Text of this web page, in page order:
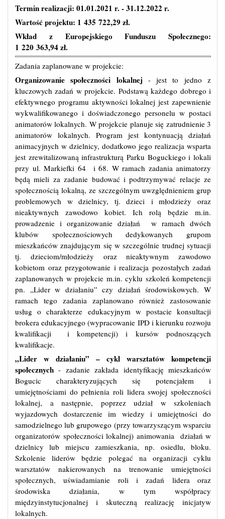
Termin realizacji: 01.01.2021 r. - 31.12.2022 r.
Wartość projektu: 1 435 722,29 zł.
Wkład z Europejskiego Funduszu Społecznego:
1 220 363,94 zł.
Zadania zaplanowane w projekcie:
Organizowanie społeczności lokalnej - jest to jedno z
kluczowych zadań w projekcie. Podstawą każdego dobrego i
efektywnego programu aktywności lokalnej jest zapewnienie
wykwalifikowanego i doświadczonego personelu w postaci
animatorów lokalnych. W projekcie planuje się zatrudnienie 3
animatorów lokalnych. Program jest kontynuacją działań
animacyjnych w dzielnicy, dodatkowo jego realizacja wsparta
jest zrewitalizowaną infrastrukturą Parku Boguckiego i lokali
przy ul. Markiefki 64 i 68. W ramach zadania animatorzy
będą mieli za zadanie budować i podtrzymywać relacje ze
społecznością lokalną, ze szczególnym uwzględnieniem grup
problemowych w dzielnicy, tj. dzieci i młodzieży oraz
nieaktywnych zawodowo kobiet. Ich rolą będzie m.in.
prowadzenie i organizowanie działań w ramach dwóch
klubów społecznościowych dedykowanych grupom
mieszkańców znajdującym się w szczególnie trudnej sytuacji
tj. dzieciom/młodzieży oraz nieaktywnym zawodowo
kobietom oraz przygotowanie i realizacja pozostałych zadań
zaplanowanych w projekcie m.in. cyklu szkoleń kompetencji
pn. „Lider w działaniu” czy działań środowiskowych. W
ramach tego zadania zaplanowano również zastosowanie
usług o charakterze edukacyjnym w postacie konsultacji
brokera edukacyjnego (wypracowanie IPD i kierunku rozwoju
kwalifikacji i kompetencji) i kursów podnoszących
kwalifikacje.
„Lider w działaniu” – cykl warsztatów kompetencji
społecznych - zadanie zakłada identyfikację mieszkańców
Bogucic charakteryzujących się potencjałem i
umiejętnościami do pełnienia roli lidera swojej społeczności
lokalnej, a następnie, poprzez udział w szkoleniach
wyjazdowych dostarczenie im wiedzy i umiejętności do
samodzielnego lub grupowego (przy towarzyszącym wsparciu
organizatorów społeczności lokalnej) animowania działań w
dzielnicy lub miejscu zamieszkania, np. osiedlu, bloku.
Szkolenie liderów będzie polegać na organizacji cyklu
warsztatów nakierowanych na trenowanie umiejętności
społecznych, uświadamianie roli i zadań lidera oraz
środowiska działania, w tym współpracy
międzyinstytucjonalnej i skuteczną realizację inicjatyw
lokalnych.